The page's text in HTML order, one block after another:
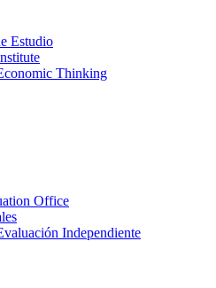
Estudio
Thinking
Office
Independiente